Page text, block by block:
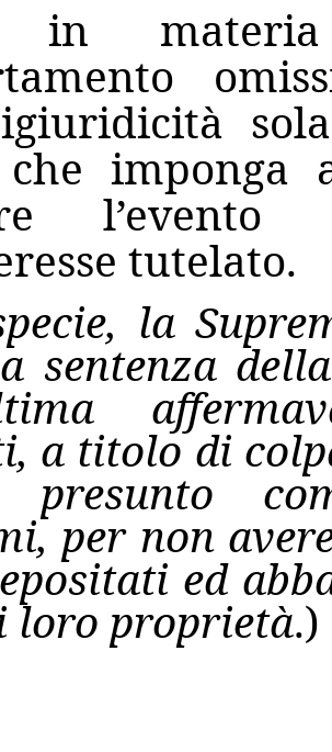
in
imponga
tutelato.
la
sentenza
a titolo di
per non
ed
loro proprietà.)